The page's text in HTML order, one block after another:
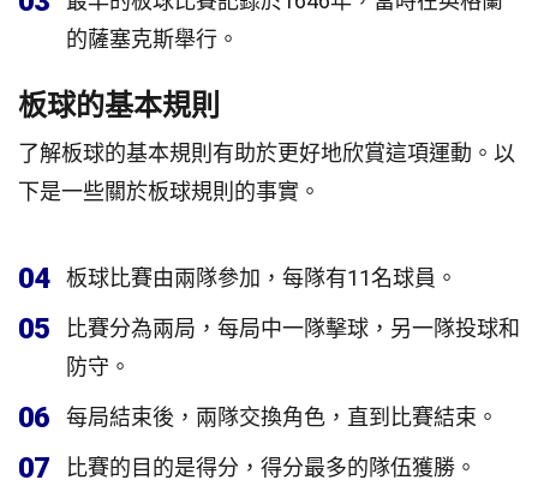
的薩塞克斯舉行。
板球的基本規則
了解板球的基本規則有助於更好地欣賞這項運動。以
下是一些關於板球規則的事實。
04 板球比賽由兩隊參加，每隊有11名球員。
05
比賽分為兩局，每局中一隊擊球，另一隊投球和
防守。
06 每局結束後，兩隊交換角色，直到比賽結束。
07 比賽的目的是得分，得分最多的隊伍獲勝。